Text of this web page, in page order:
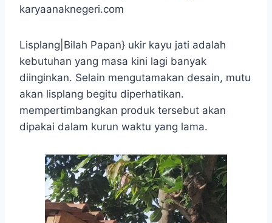
karyaanaknegeri.com
Lisplang|Bilah Papan} ukir kayu jati adalah
kebutuhan yang masa kini lagi banyak
diinginkan. Selain mengutamakan desain, mutu
akan lisplang begitu diperhatikan.
mempertimbangkan produk tersebut akan
dipakai dalam kurun waktu yang lama.